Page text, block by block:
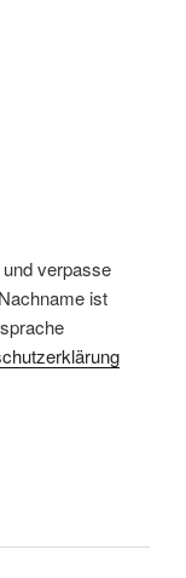
verpasse
ist